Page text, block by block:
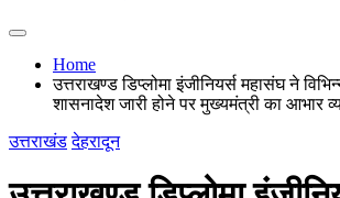
Home
उत्तराखण्ड डिप्लोमा इंजीनियर्स महासंघ ने
शासनादेश जारी होने पर मुख्यमंत्री का आभार
उत्तराखंड देहरादून